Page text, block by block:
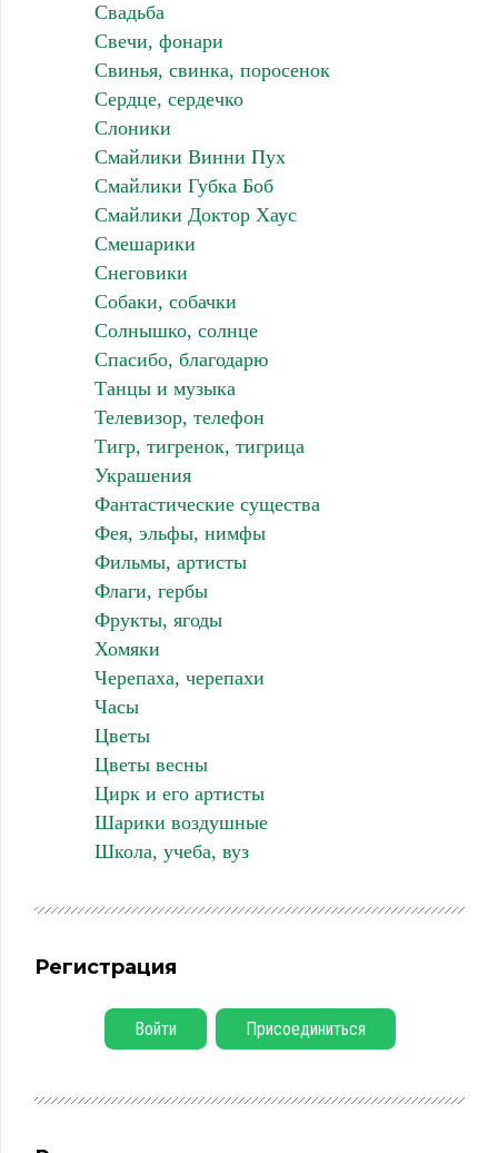
Свадьба
Свечи, фонари
Свинья, свинка, поросенок
Сердце, сердечко
Слоники
Смайлики Винни Пух
Смайлики Губка Боб
Смайлики Доктор Хаус
Смешарики
Снеговики
Собаки, собачки
Солнышко, солнце
Спасибо, благодарю
Танцы и музыка
Телевизор, телефон
Тигр, тигренок, тигрица
Украшения
Фантастические существа
Фея, эльфы, нимфы
Фильмы, артисты
Флаги, гербы
Фрукты, ягоды
Хомяки
Черепаха, черепахи
Часы
Цветы
Цветы весны
Цирк и его артисты
Шарики воздушные
Школа, учеба, вуз
Регистрация
Войти Присоединиться